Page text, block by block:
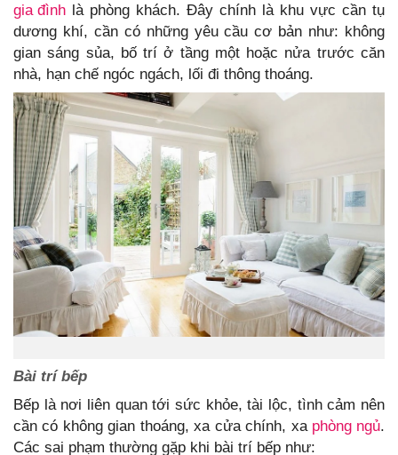
gia đình là phòng khách. Đây chính là khu vực cần tụ
dương khí, cần có những yêu cầu cơ bản như: không
gian sáng sủa, bố trí ở tầng một hoặc nửa trước căn
nhà, hạn chế ngóc ngách, lối đi thông thoáng.
Bài trí bếp
Bếp là nơi liên quan tới sức khỏe, tài lộc, tình cảm nên
cần có không gian thoáng, xa cửa chính, xa phòng ngủ.
Các sai phạm thường gặp khi bài trí bếp như: